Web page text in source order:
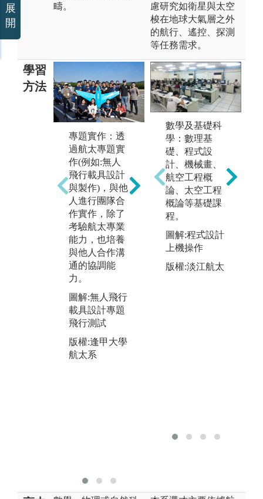
疇。
慮研究如衛星與太空
梭在地球大氣層之外
的航行、遙控、探測
等任務需求。
學習
方法
專題實作：透
過航太專題實
作(例如:無人
飛行載具設計
與製作)，與他
人進行團隊合
作實作，除了
考驗航太專業
能力，也培養
與他人合作溝
通的協調能
力。
圖解:無人飛行
載具設計專題
飛行測試
版權:逢甲大學
航太系
實驗分析：藉
由航太工程實
驗之實際操作
驗證相關理
論，提高學習
興趣並累積航
太實務經驗。
本系實驗室包
含風洞實驗
室、控制與機
電系統實驗
數學及基礎科
學：數理基
礎、程式設
計、機械畫、
航空工程概
論、太空工程
概論等基礎課
程。
圖解:程式設計
上機操作
版權:淡江航太
展
開